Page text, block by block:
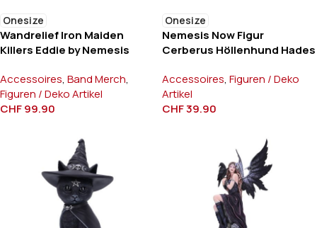
Onesize
Wandrelief Iron Maiden
Killers Eddie by Nemesis
Accessoires, Band Merch,
Figuren / Deko Artikel
CHF99.90
Onesize
Nemesis Now Figur
Cerberus Höllenhund Hades
Accessoires, Figuren / Deko
Artikel
CHF39.90